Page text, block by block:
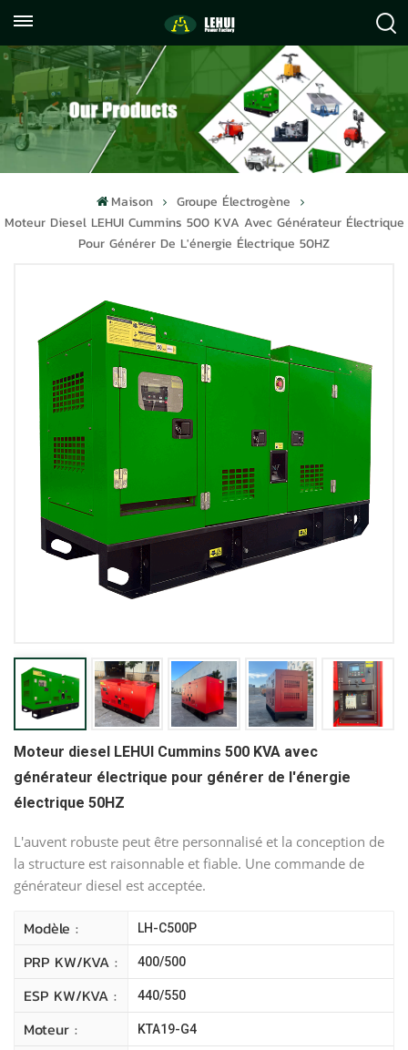
059122071372
info@lehuipowerfactory.com
Maison
Groupe Électrogène
Moteur Diesel LEHUI Cummins 500 KVA Avec Générateur Électrique
Pour Générer De L'énergie Électrique 50HZ
Moteur diesel LEHUI Cummins 500 KVA avec
générateur électrique pour générer de l'énergie
électrique 50HZ
L'auvent robuste peut être personnalisé et la conception de
la structure est raisonnable et fiable. Une commande de
générateur diesel est acceptée.
Modèle : LH-C500P
PRP KW/kVA : 400/500
ESP KW/kVA : 440/550
Moteur : KTA19-G4